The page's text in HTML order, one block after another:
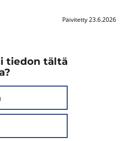
Päivitetty 23.6.2026
tiedon tältä